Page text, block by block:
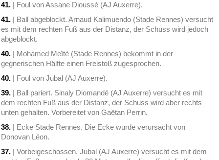
41. | Foul von Assane Dioussé (AJ Auxerre).
41. | Ball abgeblockt. Arnaud Kalimuendo (Stade Rennes) versucht
es mit dem rechten Fuß aus der Distanz, der Schuss wird jedoch
abgeblockt.
40. | Mohamed Meïté (Stade Rennes) bekommt in der
gegnerischen Hälfte einen Freistoß zugesprochen.
40. | Foul von Jubal (AJ Auxerre).
39. | Ball pariert. Sinaly Diomandé (AJ Auxerre) versucht es mit
dem rechten Fuß aus der Distanz, der Schuss wird aber rechts
unten gehalten. Vorbereitet von Gaëtan Perrin.
38. | Ecke Stade Rennes. Die Ecke wurde verursacht von
Donovan Léon.
37. | Vorbeigeschossen. Jubal (AJ Auxerre) versucht es mit dem